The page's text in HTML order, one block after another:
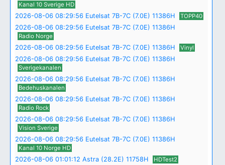
Kanal 10 Sverige HD
2026-08-06 08:29:56 Eutelsat 7B-7C (7.0E) 11386H TOPP40
2026-08-06 08:29:56 Eutelsat 7B-7C (7.0E) 11386H
Radio Norge
2026-08-06 08:29:56 Eutelsat 7B-7C (7.0E) 11386H Vinyl
2026-08-06 08:29:56 Eutelsat 7B-7C (7.0E) 11386H
Sverigekanalen
2026-08-06 08:29:56 Eutelsat 7B-7C (7.0E) 11386H
Bedehuskanalen
2026-08-06 08:29:56 Eutelsat 7B-7C (7.0E) 11386H
Radio Rock
2026-08-06 08:29:56 Eutelsat 7B-7C (7.0E) 11386H
Vision Sverige
2026-08-06 08:29:56 Eutelsat 7B-7C (7.0E) 11386H
Kanal 10 Norge HD
2026-08-06 01:01:12 Astra (28.2E) 11758H HDTest2